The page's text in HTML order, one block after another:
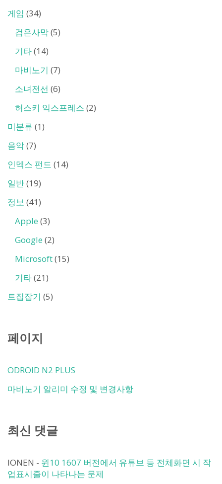
게임 (34)
검은사막(5)
기타(14)
마비노기 (7)
소녀전선 (6)
허스키 익스프레스 (2)
미분류 (1)
음악(7)
인덱스 펀드 (14)
일반(19)
정보 (41)
Apple (3)
Google (2)
Microsoft(15)
기타(21)
트집잡기 (5)
페이지
ODROID N2 PLUS
마비노기 알리미 수정 및 변경사항
최신 댓글
IONEN - 윈10 1607 버전에서 유튜브 등 전체화면 시 작
업표시줄이 나타나는 문제